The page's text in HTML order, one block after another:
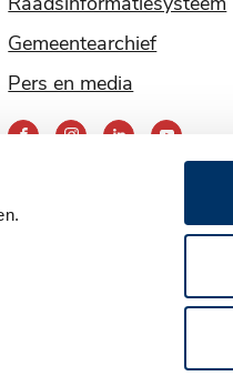
Gemeentearchief
Pers en media
Bereik
via